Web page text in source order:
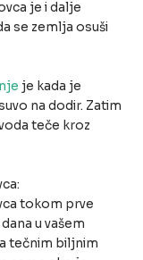
je i dalje
se zemlja osuši
je kada je
na dodir. Zatim
teče kroz
tokom prve
u vašem
tečnim biljnim